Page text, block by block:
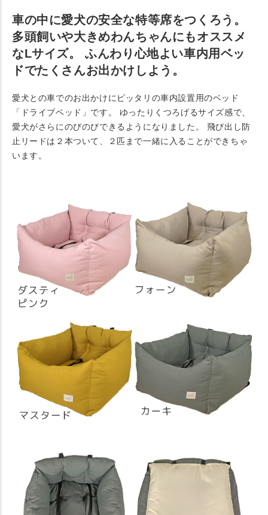
車の中に愛犬の安全な特等席をつくろう。
多頭飼いや大きめわんちゃんにもオススメ
なLサイズ。 ふんわり心地よい車内用ベッ
ドでたくさんお出かけしよう。
愛犬との車でのお出かけにピッタリの車内設置用のベッド
「ドライブベッド」です。 ゆったりくつろげるサイズ感で、
愛犬がさらにのびのびできるようになりました。 飛び出し防
止リードは２本ついて、２匹まで一緒に入ることができちゃ
います。